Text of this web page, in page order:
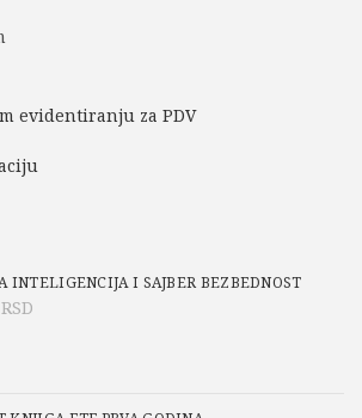
evidentiranju za PDV
INTELIGENCIJA I SAJBER BEZBEDNOST
RSD